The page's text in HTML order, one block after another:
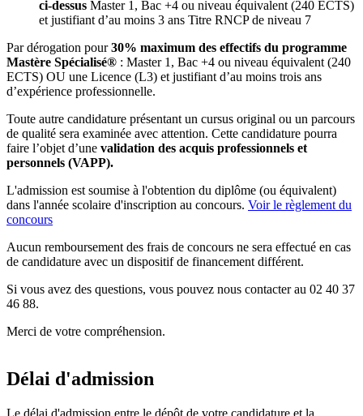
ci-dessus Master 1, Bac +4 ou niveau équivalent (240 ECTS)
et justifiant d’au moins 3 ans Titre RNCP de niveau 7
Par dérogation pour30% maximum des effectifs du programme
Mastère Spécialisé® : Master 1, Bac +4 ou niveau équivalent (240
ECTS) OU une Licence (L3) et justifiant d’au moins trois ans
d’expérience professionnelle.
Toute autre candidature présentant un cursus original ou un parcours
de qualité sera examinée avec attention. Cette candidature pourra
faire l’objet d’une validation des acquis professionnels et
personnels (VAPP).
L'admission est soumise à l'obtention du diplôme (ou équivalent)
dans l'année scolaire d'inscription au concours. Voir le règlement du
concours
Aucun remboursement des frais de concours ne sera effectué en cas
de candidature avec un dispositif de financement différent.
Si vous avez des questions, vous pouvez nous contacter au 02 40 37
46 88.
Merci de votre compréhension.
Délai d'admission
Le délai d'admission entre le dépôt de votre candidature et la